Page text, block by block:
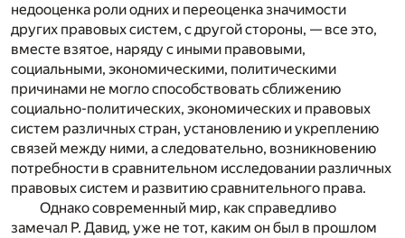
недооценка роли одних и переоценка значимости
других правовых систем, с другой стороны, — все это,
вместе взятое, наряду с иными правовыми,
социальными, экономическими, политическими
причинами не могло способствовать сближению
социально-политических, экономических и правовых
систем различных стран, установлению и укреплению
связей между ними, а следовательно, возникновению
потребности в сравнительном исследовании различных
правовых систем и развитию сравнительного права.
Однако современный мир, как справедливо
замечал Р. Давид, уже не тот, каким он был в прошлом